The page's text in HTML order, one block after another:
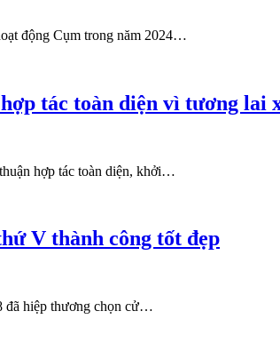
động Cụm trong năm 2024…
tác toàn diện vì tương lai
hợp tác toàn diện, khởi…
V thành công tốt đẹp
đã hiệp thương chọn cử…